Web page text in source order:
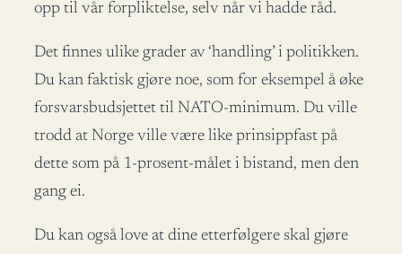
opp til vår forpliktelse, selv når vi hadde råd.
Det finnes ulike grader av ‘handling’ i politikken.
Du kan faktisk gjøre noe, som for eksempel å øke
forsvarsbudsjettet til NATO-minimum. Du ville
trodd at Norge ville være like prinsippfast på
dette som på 1-prosent-målet i bistand, men den
gang ei.
Du kan også love at dine etterfølgere skal gjøre